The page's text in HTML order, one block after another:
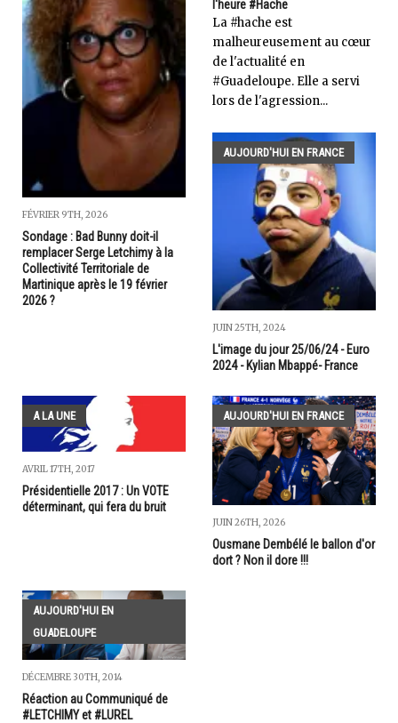
FÉVRIER 9TH, 2026
Sondage : Bad Bunny doit-il
remplacer Serge Letchimy à la
Collectivité Territoriale de
Martinique après le 19 février
2026 ?
l'heure #Hache
La #hache est
malheureusement au cœur
de l'actualité en
#Guadeloupe. Elle a servi
lors de l'agression...
AUJOURD'HUI EN FRANCE
JUIN 25TH, 2024
L'image du jour 25/06/24 - Euro
2024 - Kylian Mbappé- France
A LA UNE
AVRIL 17TH, 2017
Présidentielle 2017 : Un VOTE
déterminant, qui fera du bruit
AUJOURD'HUI EN FRANCE
JUIN 26TH, 2026
Ousmane Dembélé le ballon d'or
dort ? Non il dore !!!
AUJOURD'HUI EN
GUADELOUPE
DÉCEMBRE 30TH, 2014
Réaction au Communiqué de
#LETCHIMY et #LUREL